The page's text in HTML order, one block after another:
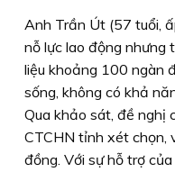
Anh Trần Út (57 tuổi,
nỗ lực lao động nhưng
liệu khoảng 100 ngàn
sống, không có khả
Qua khảo sát, đề nghị
CTCHN tỉnh xét chọn,
đồng. Với sự hỗ trợ